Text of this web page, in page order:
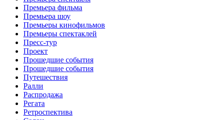
Премьера фильма
Премьера шоу
Премьеры кинофильмов
Премьеры спектаклей
Пресс-тур
Проект
Прошедшие события
Прошедшие события
Путешествия
Ралли
Распродажа
Регата
Ретроспектива